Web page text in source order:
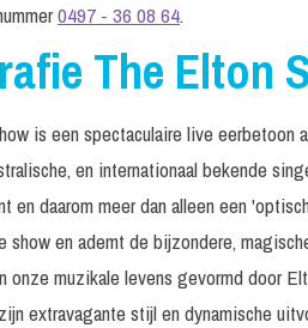
0497 - 36 08 64.
The Elton
is een spectaculaire live
en internationaal bekende
en daarom meer dan alleen een
show en ademt de bijzondere,
onze muzikale levens gevormd door
extravagante stijl en dynamische